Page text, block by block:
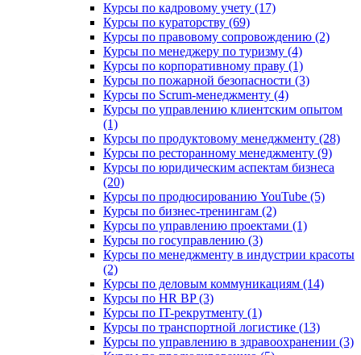
Курсы по кадровому учету (17)
Курсы по кураторству (69)
Курсы по правовому сопровождению (2)
Курсы по менеджеру по туризму (4)
Курсы по корпоративному праву (1)
Курсы по пожарной безопасности (3)
Курсы по Scrum-менеджменту (4)
Курсы по управлению клиентским опытом
(1)
Курсы по продуктовому менеджменту (28)
Курсы по ресторанному менеджменту (9)
Курсы по юридическим аспектам бизнеса
(20)
Курсы по продюсированию YouTube (5)
Курсы по бизнес-тренингам (2)
Курсы по управлению проектами (1)
Курсы по госуправлению (3)
Курсы по менеджменту в индустрии красоты
(2)
Курсы по деловым коммуникациям (14)
Курсы по HR BP (3)
Курсы по IT-рекрутменту (1)
Курсы по транспортной логистике (13)
Курсы по управлению в здравоохранении (3)